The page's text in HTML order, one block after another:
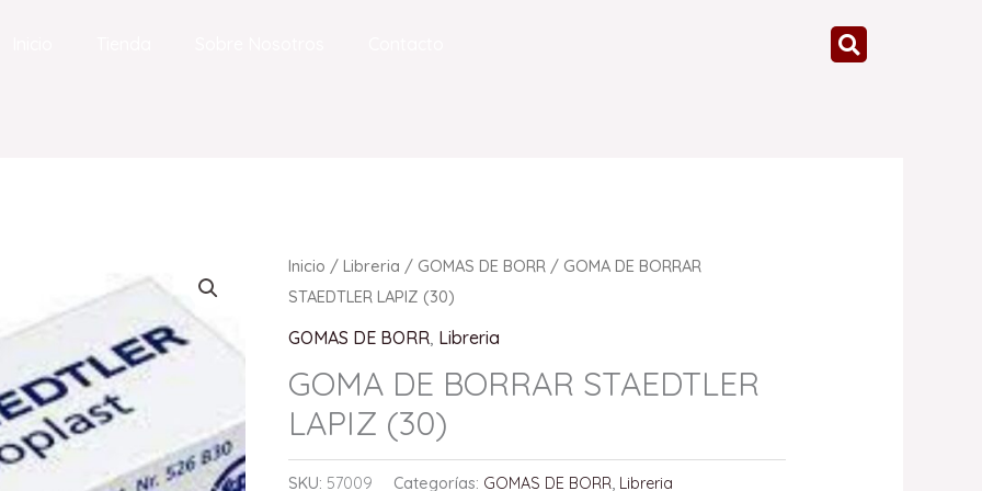
Inicio /Libreria / GOMAS DE BORR / GOMA DE BORRAR
STAEDTLER LAPIZ (30)
GOMAS DE BORR, Libreria
GOMA DE BORRAR STAEDTLER
LAPIZ (30)
SKU: 57009 Categorías: GOMAS DE BORR, Libreria